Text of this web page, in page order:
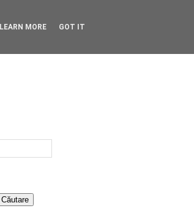
LEARN MORE GOT IT